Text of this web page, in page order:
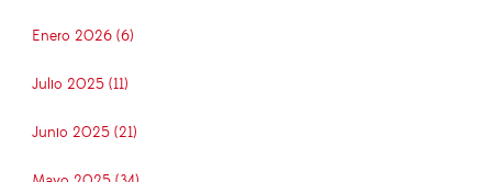
Enero 2026 (6)
Julio 2025 (11)
Junio 2025 (21)